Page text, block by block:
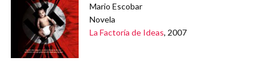
Mario Escobar
Novela
La Factoría de Ideas, 2007